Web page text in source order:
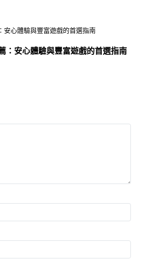
安心體驗與豐富遊戲的首選指南